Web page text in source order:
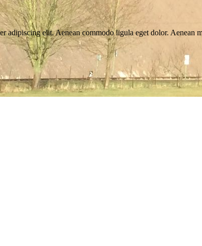
adipiscing elit. Aenean commodo ligula eget dolor. Aenean